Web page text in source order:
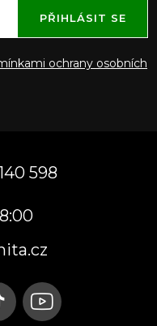
ochrany osobních
PŘIHLÁSIT SE
598